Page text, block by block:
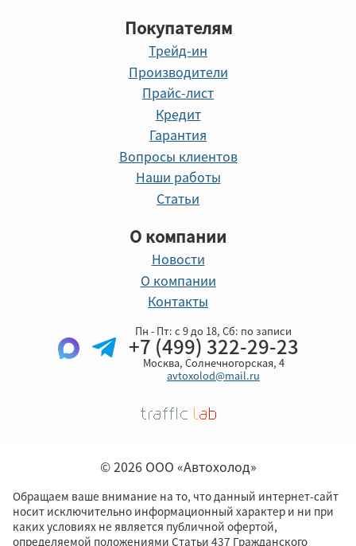
Покупателям
Трейд-ин
Производители
Прайс-лист
Кредит
Гарантия
Вопросы клиентов
Наши работы
Статьи
О компании
Новости
О компании
Контакты
Пн - Пт: с 9 до 18, Cб: по записи
+7 (499) 322-29-23
Москва, Солнечногорская, 4
avtoxolod@mail.ru
© 2026 ООО «Автохолод»
Обращаем ваше внимание на то, что данный интернет-сайт
носит исключительно информационный характер и ни при
каких условиях не является публичной офертой,
определяемой положениями Статьи 437 Гражданского